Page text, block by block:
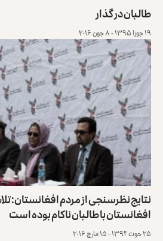
طالبان در گذار
۱۹ جوزا ۱۳۹۵ - ۸ جون ۲۰۱۶
نتایج نظرسنجی از مردم
افغانستان با طالبان ناکام بوده است
۲۵ حوت ۱۳۹۴ - ۱۵ مارچ ۲۰۱۶